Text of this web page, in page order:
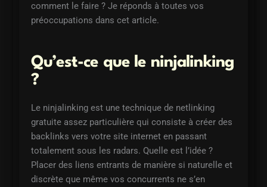
comment le faire ? Je réponds à toutes vos
préoccupations dans cet article.
Qu’est-ce que le ninjalinking
?
Le ninjalinking est une technique de netlinking
gratuite assez particulière qui consiste à créer des
backlinks vers votre site internet en passant
totalement sous les radars. Quelle est l’idée ?
Placer des liens entrants de manière si naturelle et
discrète que même vos concurrents ne s’en